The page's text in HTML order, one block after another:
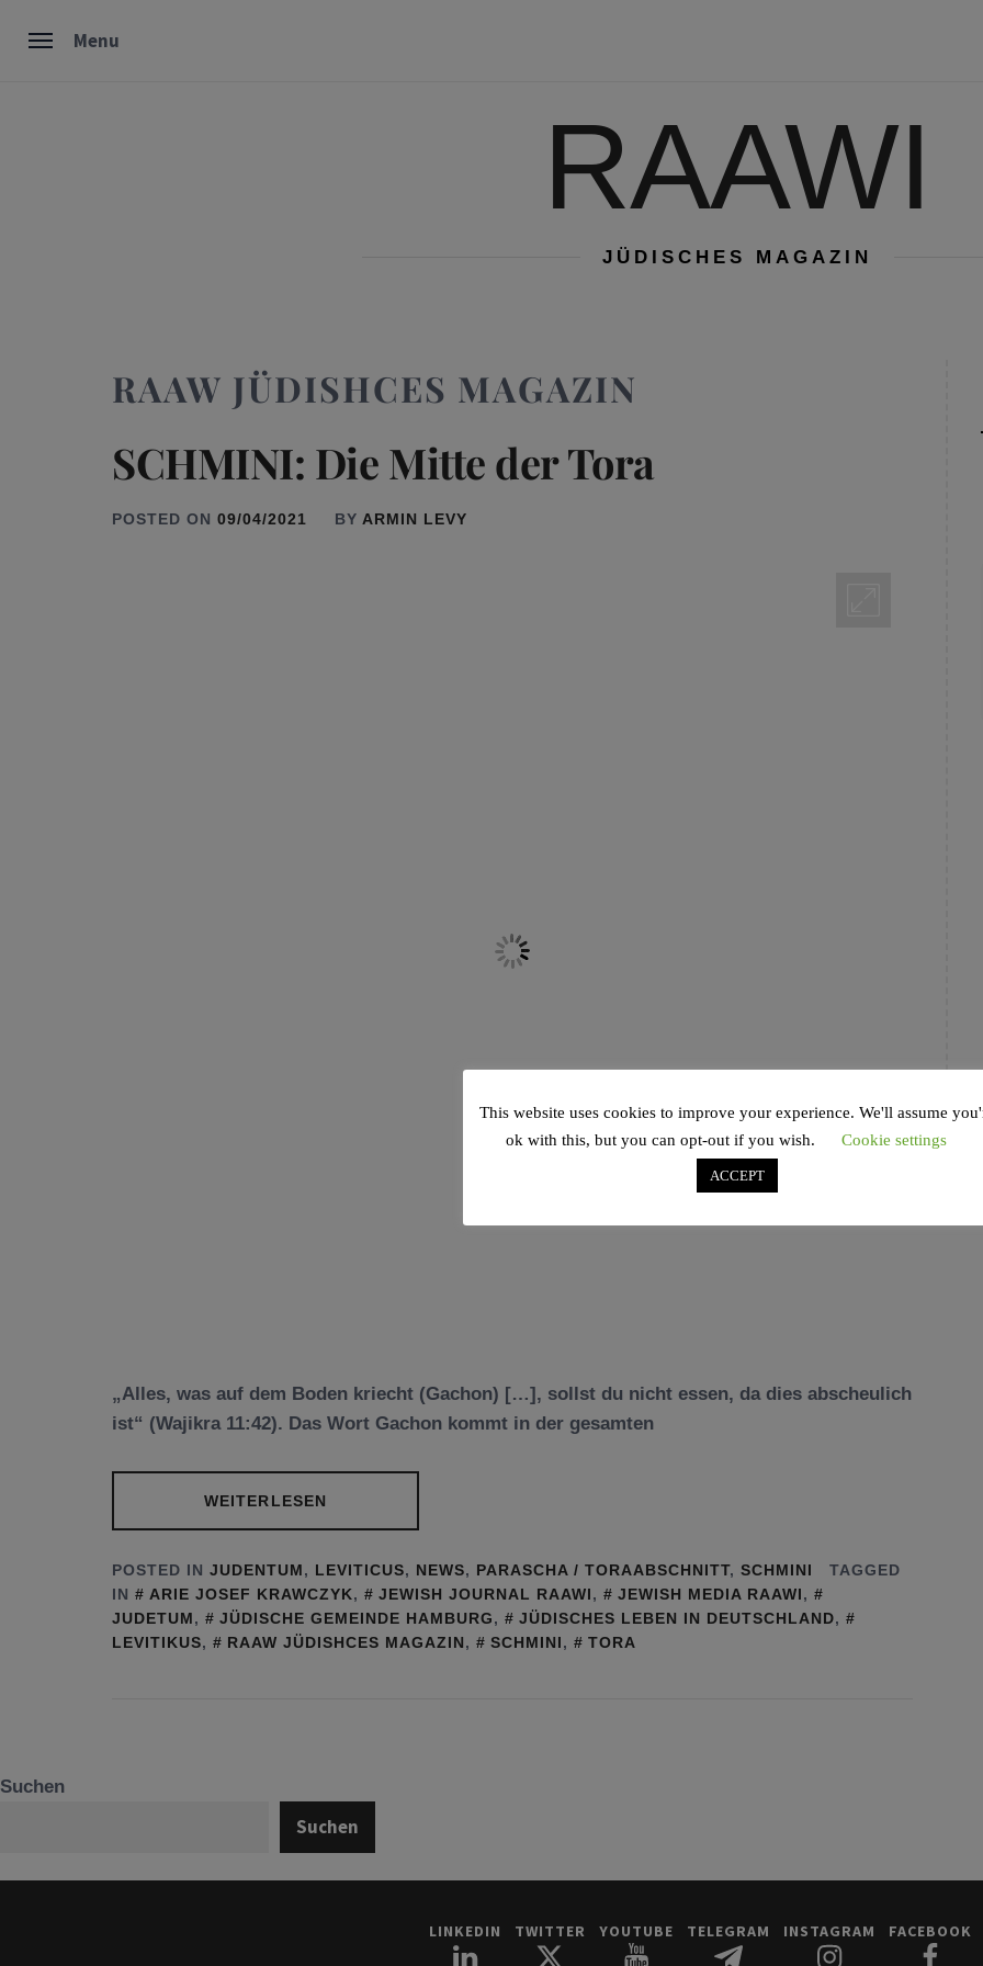
Menu
RAAWI
JÜDISCHES MAGAZIN
RAAW JÜDISHCES MAGAZIN
SCHMINI: Die Mitte der Tora
POSTED ON 09/04/2021 BY ARMIN LEVY
„Alles, was auf dem Boden kriecht (Gachon) […], sollst du nicht essen, da dies abscheulich
ist“ (Wajikra 11:42). Das Wort Gachon kommt in der gesamten
WEITERLESEN
POSTED IN JUDENTUM, LEVITICUS, NEWS, PARASCHA / TORAABSCHNITT, SCHMINI
TAGGED
IN
ARIE JOSEF KRAWCZYK, JEWISH JOURNAL RAAWI, JEWISH MEDIA RAAWI,
JUDETUM, JÜDISCHE GEMEINDE HAMBURG, JÜDISCHES LEBEN IN DEUTSCHLAND,
LEVITIKUS, RAAW JÜDISHCES MAGAZIN, SCHMINI, TORA
Suchen
Suchen
LINKEDIN TWITTER YOUTUBE TELEGRAM INSTAGRAM FACEBOOK
This website uses cookies to improve your experience. We'll assume
ok with this, but you can opt-out if you wish.
Cookie settings
ACCEPT